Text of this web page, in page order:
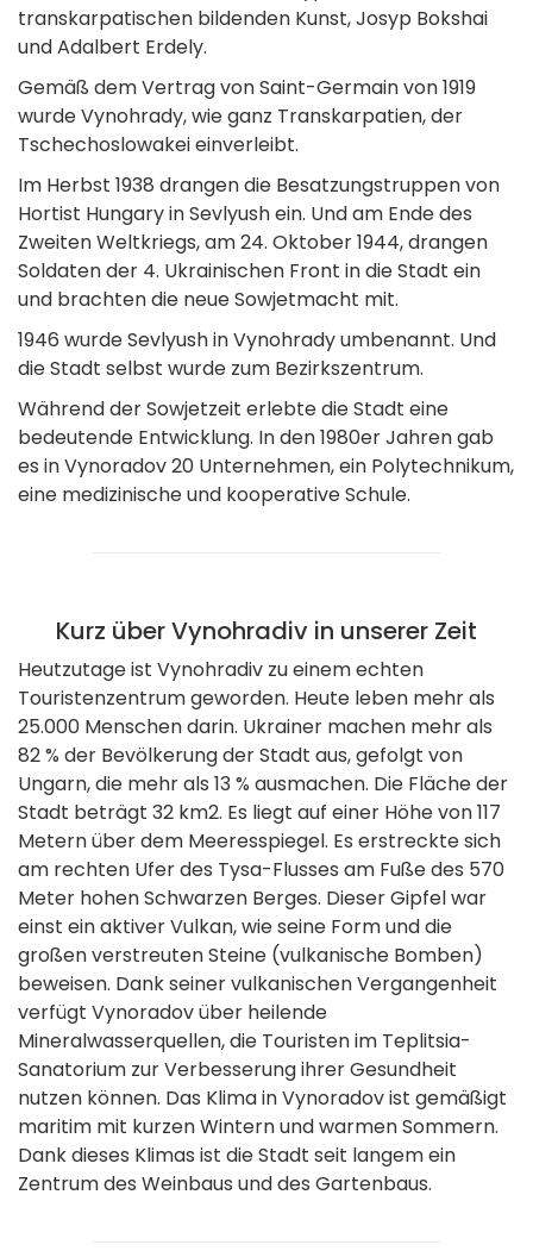
transkarpatischen bildenden Kunst, Josyp Bokshai
und Adalbert Erdely.
Gemäß dem Vertrag von Saint-Germain von 1919
wurde Vynohrady, wie ganz Transkarpatien, der
Tschechoslowakei einverleibt.
Im Herbst 1938 drangen die Besatzungstruppen von
Hortist Hungary in Sevlyush ein. Und am Ende des
Zweiten Weltkriegs, am 24. Oktober 1944, drangen
Soldaten der 4. Ukrainischen Front in die Stadt ein
und brachten die neue Sowjetmacht mit.
1946 wurde Sevlyush in Vynohrady umbenannt. Und
die Stadt selbst wurde zum Bezirkszentrum.
Während der Sowjetzeit erlebte die Stadt eine
bedeutende Entwicklung. In den 1980er Jahren gab
es in Vynoradov 20 Unternehmen, ein Polytechnikum,
eine medizinische und kooperative Schule.
Kurz über Vynohradiv in unserer Zeit
Heutzutage ist Vynohradiv zu einem echten
Touristenzentrum geworden. Heute leben mehr als
25.000 Menschen darin. Ukrainer machen mehr als
82 % der Bevölkerung der Stadt aus, gefolgt von
Ungarn, die mehr als 13 % ausmachen. Die Fläche der
Stadt beträgt 32 km2. Es liegt auf einer Höhe von 117
Metern über dem Meeresspiegel. Es erstreckte sich
am rechten Ufer des Tysa-Flusses am Fuße des 570
Meter hohen Schwarzen Berges. Dieser Gipfel war
einst ein aktiver Vulkan, wie seine Form und die
großen verstreuten Steine ​​(vulkanische Bomben)
beweisen. Dank seiner vulkanischen Vergangenheit
verfügt Vynoradov über heilende
Mineralwasserquellen, die Touristen im Teplitsia-
Sanatorium zur Verbesserung ihrer Gesundheit
nutzen können. Das Klima in Vynoradov ist gemäßigt
maritim mit kurzen Wintern und warmen Sommern.
Dank dieses Klimas ist die Stadt seit langem ein
Zentrum des Weinbaus und des Gartenbaus.